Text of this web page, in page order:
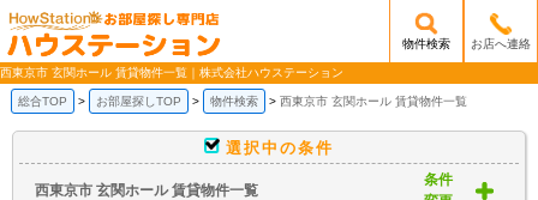
/mobile_img/head-logo.png
物件検索 お店へ連絡
西東京市 玄関ホール 賃貸物件一覧｜株式会社ハウステーション
総合TOP お部屋探しTOP 物件検索 西東京市 玄関ホール 賃貸物件一覧
選択中の条件
西東京市 玄関ホール 賃貸物件一覧
条件